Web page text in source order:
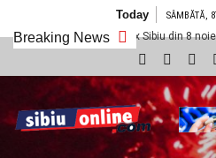
Today SÂMBĂTĂ,
Breaking News
Cineplexx Sibiu din 8 noiembrie
… locatii si evenimente din